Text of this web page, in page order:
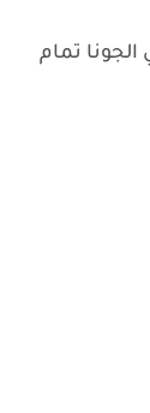
تمام